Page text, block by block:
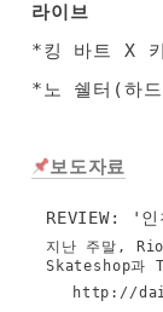
라이브
*킹 바트 X
*노 쉘터(하
보도자료
지난 주말,
Skateshop과
리고 데일리 그
한 이 열렸다.